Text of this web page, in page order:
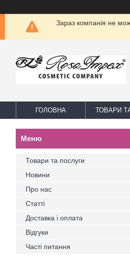
Зараз компанія не
ГОЛОВНА ТОВАРИ
Товари та послуги
Новини
Про нас
Статті
Доставка і оплата
Відгуки
Часті питання